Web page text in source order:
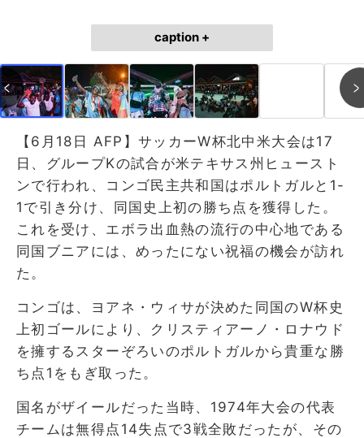
caption +
【6月18日 AFP】サッカーW杯北中米大会は17
日、グループKの試合が米テキサス州ヒュースト
ンで行われ、コンゴ民主共和国はポルトガルと1-
1で引き分け、同国史上初の勝ち点を獲得した。
これを受け、エボラ出血熱の流行の中心地である
同国ブニアには、めったにない祝福の機会が訪れ
た。
コンゴは、ヨアネ・ウィサが決めた同国のW杯史
上初ゴールにより、クリスティアーノ・ロナウド
を擁するスターぞろいのポルトガルから貴重な勝
ち点1をもぎ取った。
国名がザイールだった当時、1974年大会の代表
チームは無得点14失点で3戦全敗だったが、その